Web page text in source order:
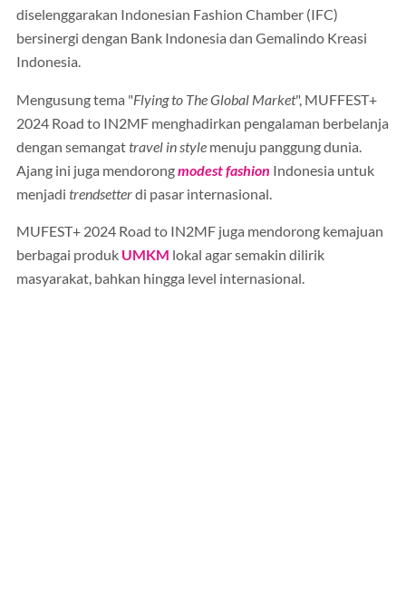
diselenggarakan Indonesian Fashion Chamber (IFC)
bersinergi dengan Bank Indonesia dan Gemalindo Kreasi
Indonesia.
Mengusung tema "Flying to The Global Market", MUFFEST+
2024 Road to IN2MF menghadirkan pengalaman berbelanja
dengan semangattravel in style menuju panggung dunia.
Ajang ini juga mendorongmodest fashion Indonesia untuk
menjadi trendsetterdi pasar internasional.
MUFEST+ 2024 Road to IN2MF juga mendorong kemajuan
berbagai produk UMKM lokal agar semakin dilirik
masyarakat, bahkan hingga level internasional.